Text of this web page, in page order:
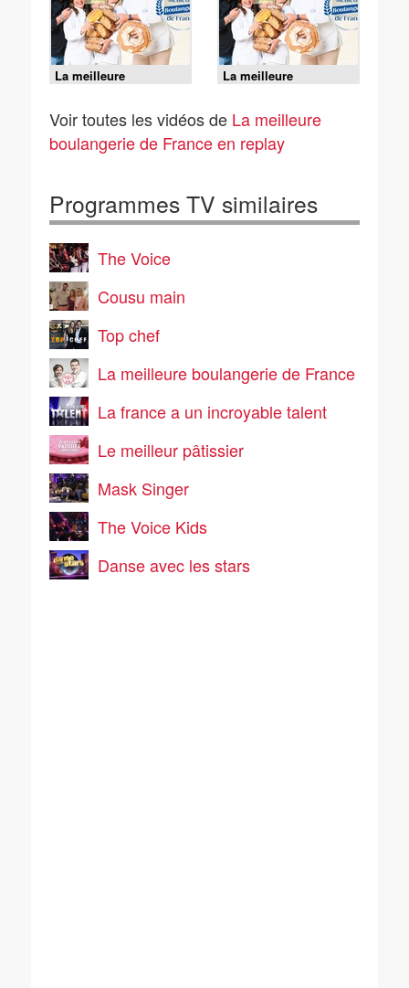
La meilleure
boulangerie de France
La meilleure
boulangerie de France
Voir toutes les vidéos de La meilleure
boulangerie de France en replay
Programmes TV similaires
The Voice
Cousu main
Top chef
La meilleure boulangerie de France
La france a un incroyable talent
Le meilleur pâtissier
Mask Singer
The Voice Kids
Danse avec les stars